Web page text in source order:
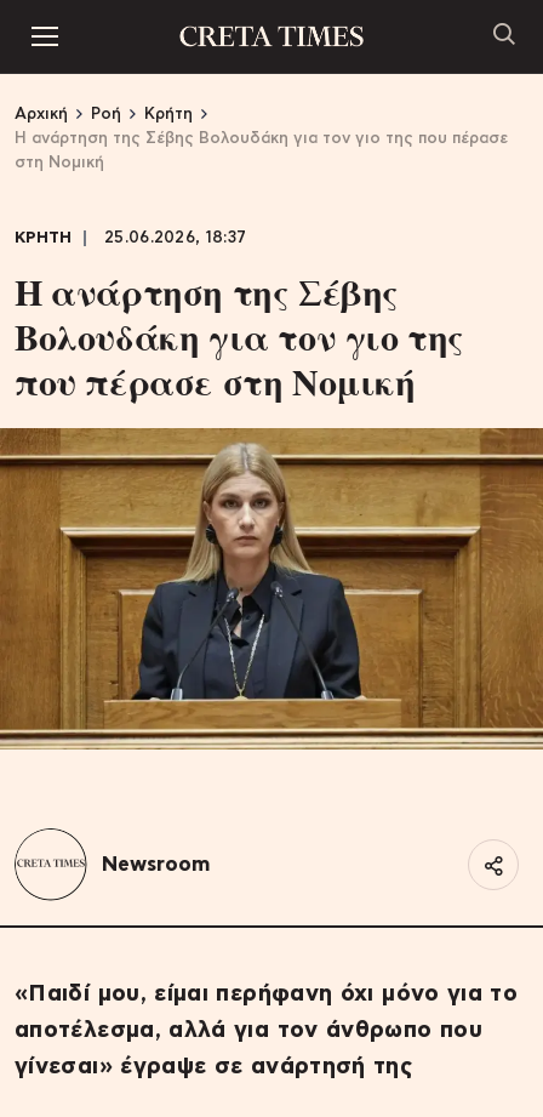
Αρχική Ροή
Κρήτη
Η ανάρτηση της Σέβης Βολουδάκη για τον γιο της που πέρασε
στη Νομική
ΚΡΗΤΗ 25.06.2026, 18:37
Η ανάρτηση της Σέβης
Βολουδάκη για τον γιο της
που πέρασε στη Νομική
Newsroom
«Παιδί μου, είμαι περήφανη όχι μόνο για το
αποτέλεσμα, αλλά για τον άνθρωπο που
γίνεσαι» έγραψε σε ανάρτησή της